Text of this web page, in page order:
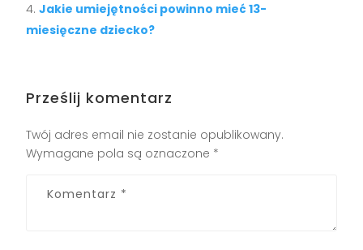
Jakie umiejętności powinno mieć 13-
miesięczne dziecko?
Prześlij komentarz
Twój adres email nie zostanie opublikowany.
Wymagane pola są oznaczone *